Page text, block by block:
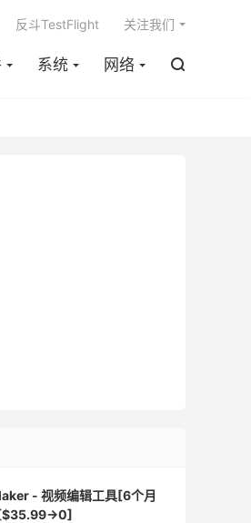
系统 网络 
反斗TestFlight 关注我们
- 视频编辑工具[6个月